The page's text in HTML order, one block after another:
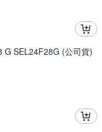
G SEL24F28G (公司貨)